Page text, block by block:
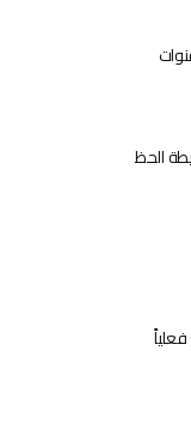
تكشف خريطة الحظ